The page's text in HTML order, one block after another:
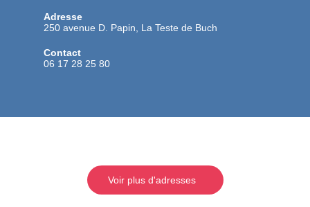
Adresse
250 avenue D. Papin, La Teste de Buch
Contact
06 17 28 25 80
Voir plus d'adresses